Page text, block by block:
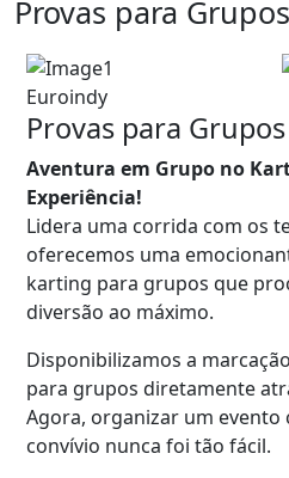
Provas para Grupos
Euroindy
Provas para Grupos
Aventura em Grupo no
Experiência!
Lidera uma corrida com os
oferecemos uma
karting para grupos que
diversão ao máximo.
Disponibilizamos a
para grupos diretamente
Agora, organizar um evento
convívio nunca foi tão fácil.